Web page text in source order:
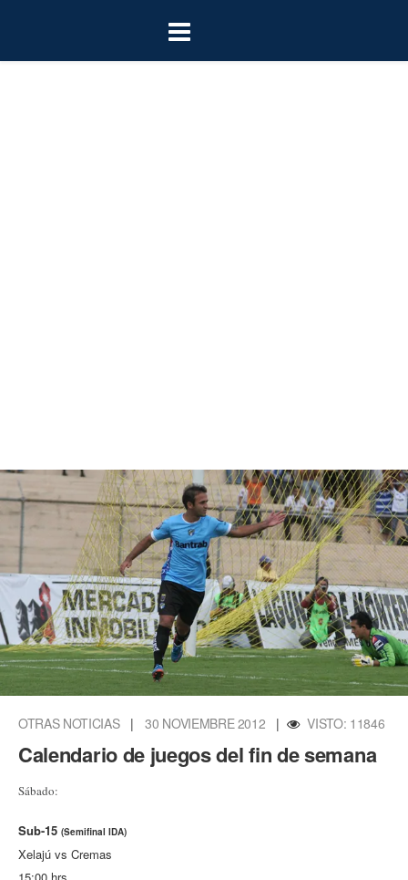
OTRAS NOTICIAS | 30 NOVIEMBRE 2012 | VISTO: 11846
Calendario de juegos del fin de semana
Sábado:
Sub-15 (Semifinal IDA)
Xelajú vs Cremas
15:00 hrs.